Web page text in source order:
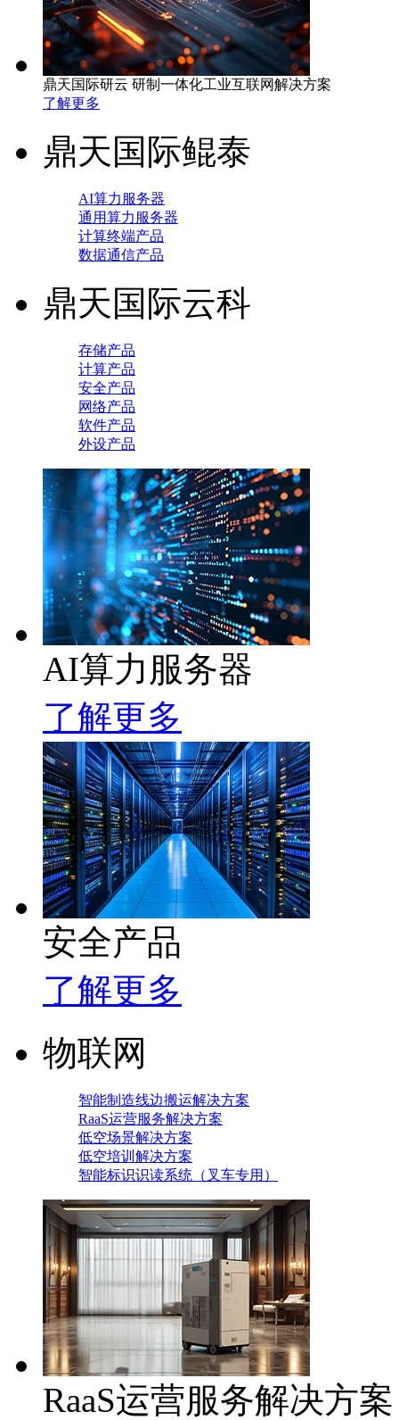
鼎天国际研云 研制一体化工业互联网解决方案
了解更多
鼎天国际鲲泰
AI算力服务器
通用算力服务器
计算终端产品
数据通信产品
鼎天国际云科
存储产品
计算产品
安全产品
网络产品
软件产品
外设产品
AI算力服务器
了解更多
安全产品
了解更多
物联网
智能制造线边搬运解决方案
RaaS运营服务解决方案
低空场景解决方案
低空培训解决方案
智能标识识读系统（叉车专用）
RaaS运营服务解决方案